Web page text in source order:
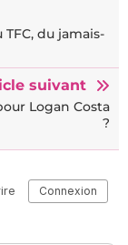
du jamais-
suivant
Logan Costa
?